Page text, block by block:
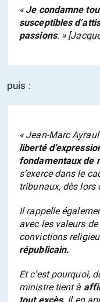
«Je condamne
susceptibles
passions. »
puis :
« Jean-Marc
liberté
fondamentaux de
s’exerce dans le
tribunaux, dès lors
Il rappelle
avec les valeurs
convictions
républicain.
Et c’est pourquoi,
ministre tient à